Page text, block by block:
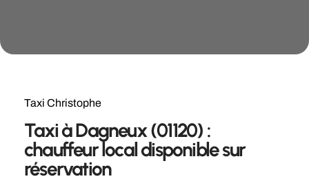
Taxi Christophe
Taxi à Dagneux (01120) :
chauffeur local disponible sur
réservation